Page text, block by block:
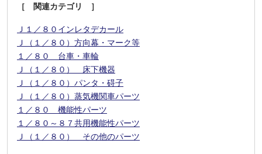
［ 関連カテゴリ ］
Ｊ１／８０インレタデカール
Ｊ（１／８０）方向幕・マーク等
１／８０ 台車・車輪
Ｊ（１／８０） 床下機器
Ｊ（１／８０）パンタ・碍子
Ｊ（１／８０）蒸気機関車パーツ
１／８０ 機能性パーツ
１／８０～８７共用機能性パーツ
Ｊ（１／８０） その他のパーツ